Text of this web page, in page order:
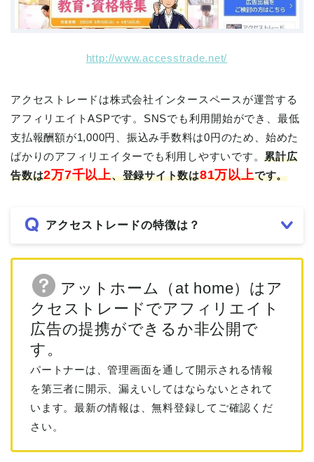
http://www.accesstrade.net/
アクセストレードは株式会社インタースペースが運営する
アフィリエイトASPです。SNSでも利用開始ができ、最低
支払報酬額が1,000円、振込み手数料は0円のため、始めた
ばかりのアフィリエイターでも利用しやすいです。累計広
告数は2万7千以上、登録サイト数は81万以上です。
アクセストレードの特徴は？
アットホーム（at home）はア
クセストレードでアフィリエイト
広告の提携ができるか非公開で
す。
パートナーは、管理画面を通して開示される情報
を第三者に開示、漏えいしてはならないとされて
います。最新の情報は、無料登録してご確認くだ
さい。